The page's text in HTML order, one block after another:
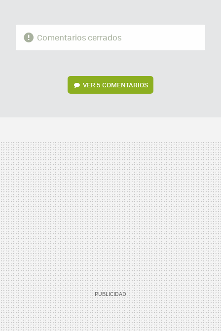
Comentarios cerrados
VER5 COMENTARIOS